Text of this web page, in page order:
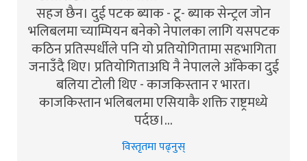
सहज छैन। दुई पटक ब्याक - टू- ब्याक सेन्ट्रल जोन
भलिबलमा च्याम्पियन बनेको नेपालका लागि यसपटक
कठिन प्रतिस्पर्धीले पनि यो प्रतियोगितामा सहभागिता
जनाउँदै थिए। प्रतियोगिताअघि नै नेपालले आँकेका दुई
बलिया टोली थिए - काजकिस्तान र भारत।
काजकिस्तान भलिबलमा एसियाकै शक्ति राष्ट्रमध्ये
पर्दछ।…
विस्तृतमा पढ्नुस्